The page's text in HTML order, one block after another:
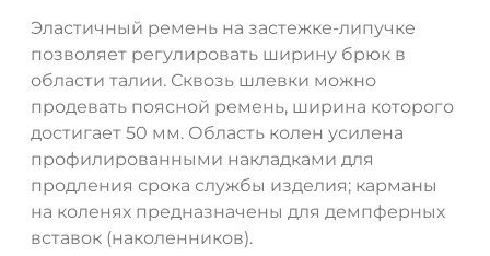
Эластичный ремень на застежке-липучке
позволяет регулировать ширину брюк в
области талии. Сквозь шлевки можно
продевать поясной ремень, ширина которого
достигает 50 мм. Область колен усилена
профилированными накладками для
продления срока службы изделия; карманы
на коленях предназначены для демпферных
вставок (наколенников).